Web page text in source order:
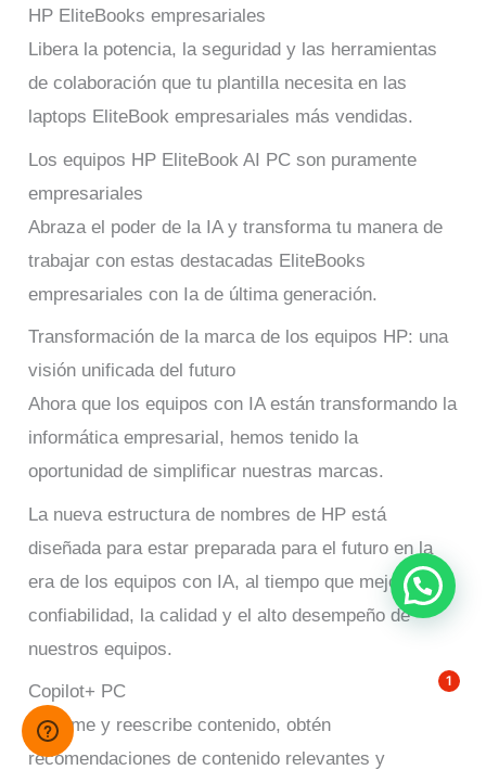
HP EliteBooks empresariales
Libera la potencia, la seguridad y las herramientas
de colaboración que tu plantilla necesita en las
laptops EliteBook empresariales más vendidas.
Los equipos HP EliteBook AI PC son puramente
empresariales
Abraza el poder de la IA y transforma tu manera de
trabajar con estas destacadas EliteBooks
empresariales con Ia de última generación.
Transformación de la marca de los equipos HP: una
visión unificada del futuro
Ahora que los equipos con IA están transformando la
informática empresarial, hemos tenido la
oportunidad de simplificar nuestras marcas.
La nueva estructura de nombres de HP está
diseñada para estar preparada para el futuro en la
era de los equipos con IA, al tiempo que mejora la
confiabilidad, la calidad y el alto desempeño de
nuestros equipos.
Copilot+ PC
Resume y reescribe contenido, obtén
recomendaciones de contenido relevantes y
1